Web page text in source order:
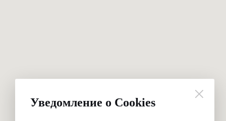
Уведомление о Cookies